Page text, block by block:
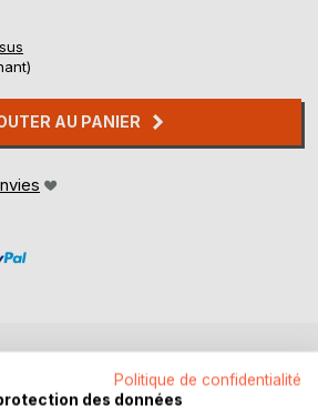
AU PANIER
Politique de confidentialité
des données